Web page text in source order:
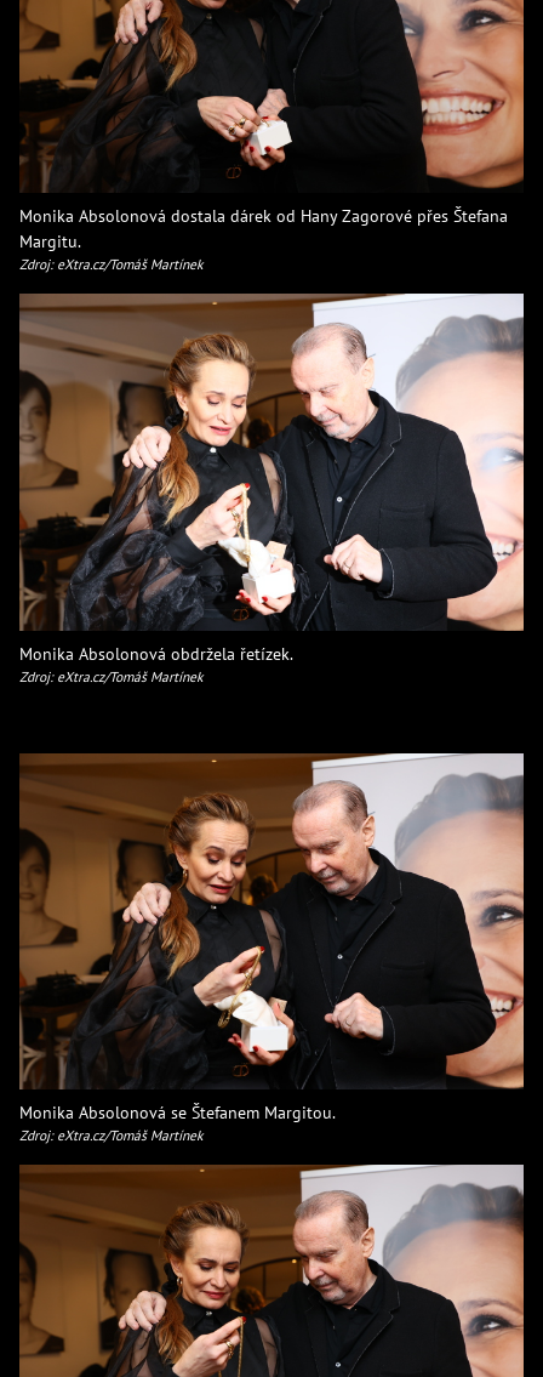
Monika Absolonová dostala dárek od Hany Zagorové přes Štefana
Margitu.
Zdroj: eXtra.cz/Tomáš Martínek
Monika Absolonová obdržela řetízek.
Zdroj: eXtra.cz/Tomáš Martínek
Monika Absolonová se Štefanem Margitou.
Zdroj: eXtra.cz/Tomáš Martínek